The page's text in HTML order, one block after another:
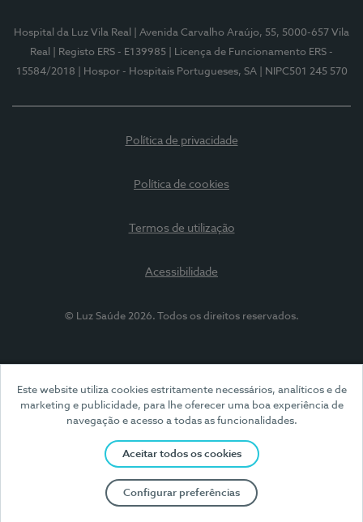
Este website utiliza cookies estritamente necessários, analíticos e de
marketing e publicidade, para lhe oferecer uma boa experiência de
navegação e acesso a todas as funcionalidades.
Aceitar todos os cookies
Configurar preferências
Hospital da Luz Vila Real
| Avenida Carvalho Araújo, 55, 5000-657 Vila
Real
| Registo ERS - E139985
| Licença de Funcionamento ERS -
15584/2018
| Hospor - Hospitais Portugueses, SA | NIPC501 245 570
Política de privacidade
Política de cookies
Termos de utilização
Acessibilidade
© Luz Saúde 2026. Todos os direitos reservados.